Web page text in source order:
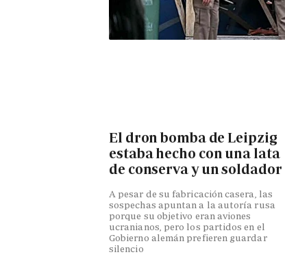
El dron bomba de Leipzig
estaba hecho con una lata
de conserva y un soldador
A pesar de su fabricación casera, las
sospechas apuntan a la autoría rusa
porque su objetivo eran aviones
ucranianos, pero los partidos en el
Gobierno alemán prefieren guardar
silencio